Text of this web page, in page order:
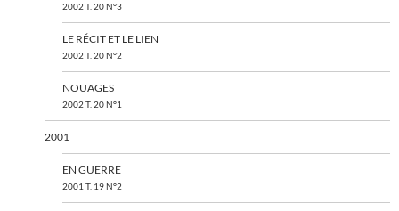
2002 T. 20 N°3
LE RÉCIT ET LE LIEN
2002 T. 20 N°2
NOUAGES
2002 T. 20 N°1
2001
EN GUERRE
2001 T. 19 N°2